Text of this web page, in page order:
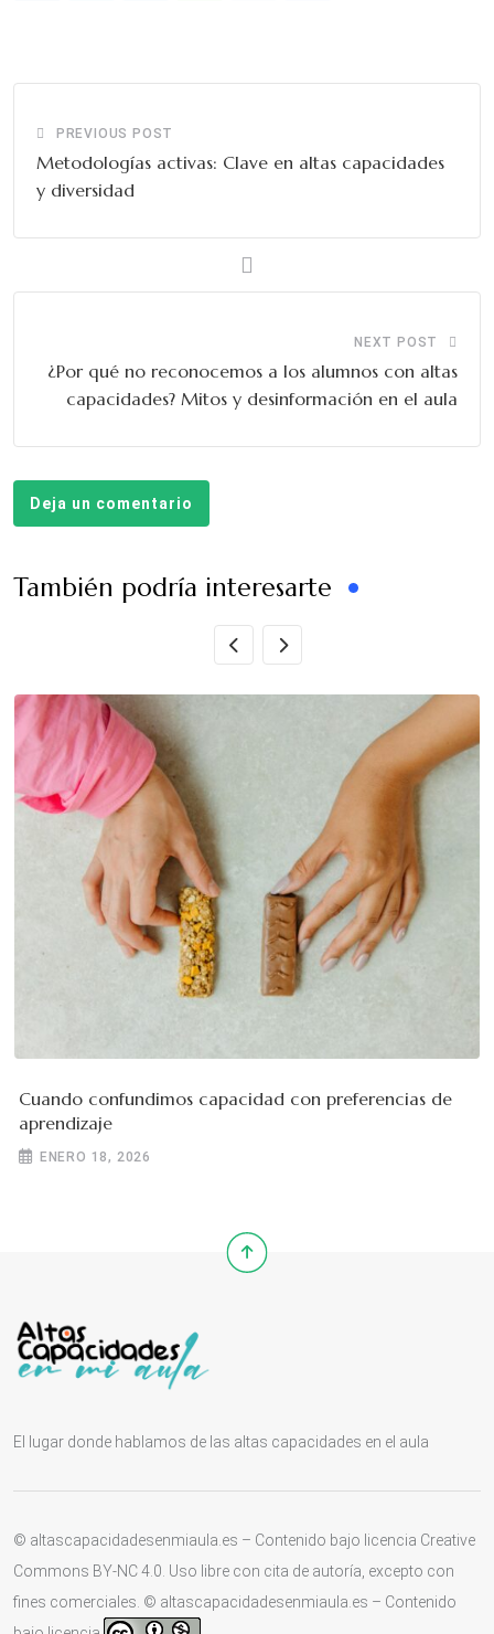
PREVIOUS POST
Metodologías activas: Clave en altas capacidades
y diversidad
NEXT POST
¿Por qué no reconocemos a los alumnos con altas
capacidades? Mitos y desinformación en el aula
Deja un comentario
También podría interesarte
Cuando confundimos capacidad con preferencias de
aprendizaje
ENERO 18, 2026
El lugar donde hablamos de las altas capacidades en el aula
© altascapacidadesenmiaula.es – Contenido bajo licencia Creative
Commons BY-NC 4.0. Uso libre con cita de autoría, excepto con
fines comerciales. © altascapacidadesenmiaula.es – Contenido